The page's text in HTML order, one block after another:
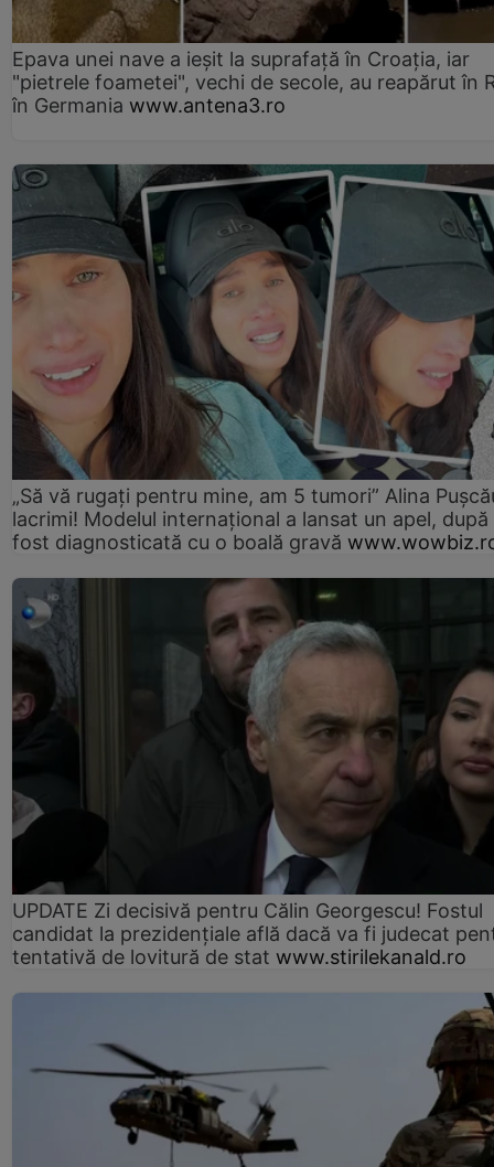
Epava unei nave a ieșit la suprafață în Croația, iar
"pietrele foametei", vechi de secole, au reapărut în
în Germania www.antena3.ro
„Să vă rugați pentru mine, am 5 tumori” Alina
lacrimi! Modelul internațional a lansat un apel, după
fost diagnosticată cu o boală gravă
UPDATE Zi decisivă pentru Călin Georgescu! Fostul
candidat la prezidențiale află dacă va fi judecat
tentativă de lovitură de stat www.stirilekanald.ro